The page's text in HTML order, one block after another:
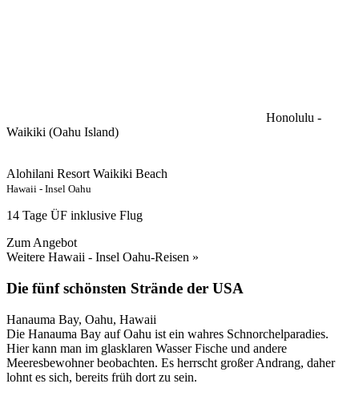
Honolulu -
Waikiki (Oahu Island)
Alohilani Resort Waikiki Beach
Hawaii - Insel Oahu
14 Tage ÜF inklusive Flug
Zum Angebot
Weitere Hawaii - Insel Oahu-Reisen »
Die fünf schönsten Strände der USA
Hanauma Bay, Oahu, Hawaii
Die Hanauma Bay auf Oahu ist ein wahres Schnorchelparadies.
Hier kann man im glasklaren Wasser Fische und andere
Meeresbewohner beobachten. Es herrscht großer Andrang, daher
lohnt es sich, bereits früh dort zu sein.